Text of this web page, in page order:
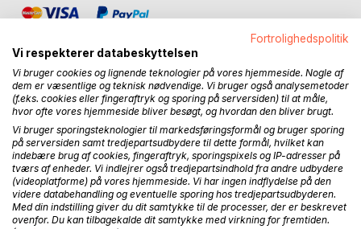
BESKRIVELSE
"I Tumors favn" handler om at leve et halvt år med en
tumor på størrelse med en appelsin inde i sit bryst. Alle
forfatterens tanker, følelser og oplevelser beskrives fra
den dag, hun får stillet brystkræftdiagnosen til den dag, hun
er færdigbehandlet. Cirka et år senere og et bryst fattigere.
Fortrolighedspolitik
Vi respekterer databeskyttelsen
Vi bruger cookies og lignende teknologier på vores hjemmeside. Nogle af
dem er væsentlige og teknisk nødvendige. Vi bruger også analysemetoder
(f.eks. cookies eller fingeraftryk og sporing på serversiden) til at måle,
hvor ofte vores hjemmeside bliver besøgt, og hvordan den bliver brugt.
Vi bruger sporingsteknologier til markedsføringsformål og bruger sporing
på serversiden samt tredjepartsudbydere til dette formål, hvilket kan
indebære brug af cookies, fingeraftryk, sporingspixels og IP-adresser på
tværs af enheder. Vi indlejrer også tredjepartsindhold fra andre udbydere
(videoplatforme) på vores hjemmeside. Vi har ingen indflydelse på den
videre databehandling og eventuelle sporing hos tredjepartsudbyderen.
Med din indstilling giver du dit samtykke til de processer, der er beskrevet
ovenfor. Du kan tilbagekalde dit samtykke med virkning for fremtiden.